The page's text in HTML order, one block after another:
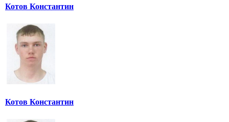
Котов Константин
Котов Константин